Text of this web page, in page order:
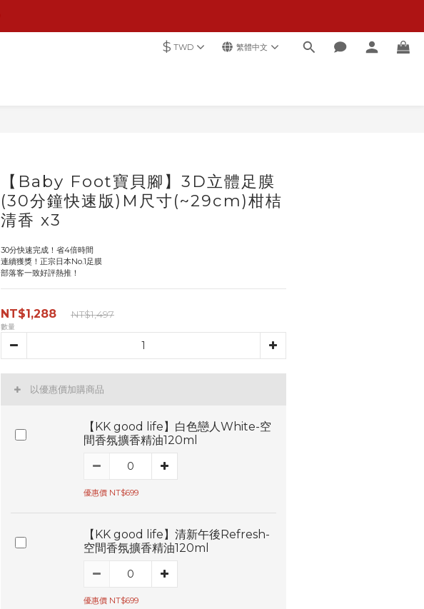
$ TWD 繁體中文
【Baby Foot寶貝腳】3D立體足膜
(30分鐘快速版)M尺寸(~29cm)柑桔
清香 x3
30分快速完成！省4倍時間
連續獲獎！正宗日本No.1足膜
部落客一致好評熱推！
NT$1,288 NT$1,497
數量
以優惠價加購商品
【KK good life】白色戀人White-空
間香氛擴香精油120ml
優惠價 NT$699
【KK good life】清新午後Refresh-
空間香氛擴香精油120ml
優惠價 NT$699